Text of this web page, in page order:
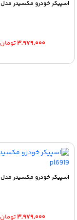
اسپیکر خودرو مکسیدر مدل pl6912
۳,۹۷۹,۰۰۰تومان
اسپیکر خودرو مکسیدر مدل pl6919
۳,۹۷۹,۰۰۰تومان